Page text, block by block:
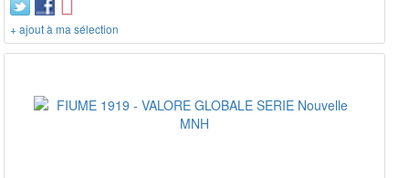
+ ajout à ma sélection